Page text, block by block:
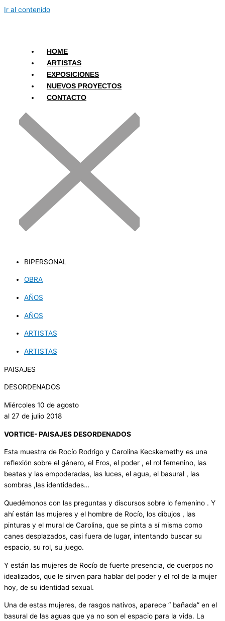
Ir al contenido
HOME
ARTISTAS
EXPOSICIONES
NUEVOS PROYECTOS
CONTACTO
BIPERSONAL
OBRA
AÑOS
AÑOS
ARTISTAS
ARTISTAS
PAISAJES
DESORDENADOS
Miércoles 10 de agosto
al 27 de julio 2018
VORTICE- PAISAJES DESORDENADOS
Esta muestra de Rocío Rodrigo y Carolina Kecskemethy es una
reflexión sobre el género, el Eros, el poder , el rol femenino, las
beatas y las empoderadas, las luces, el agua, el basural , las
sombras ,las identidades…
Quedémonos con las preguntas y discursos sobre lo femenino . Y
ahí están las mujeres y el hombre de Rocío, los dibujos , las
pinturas y el mural de Carolina, que se pinta a sí misma como
canes desplazados, casi fuera de lugar, intentando buscar su
espacio, su rol, su juego.
Y están las mujeres de Rocío de fuerte presencia, de cuerpos no
idealizados, que le sirven para hablar del poder y el rol de la mujer
hoy, de su identidad sexual.
Una de estas mujeres, de rasgos nativos, aparece “ bañada” en el
basural de las aguas que ya no son el espacio para la vida. La